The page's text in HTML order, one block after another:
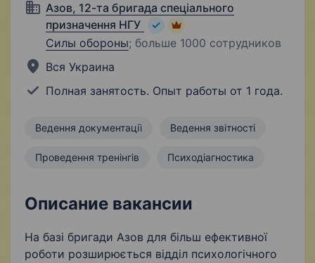
Азов, 12-та бригада спеціального
призначення НГУ
Силы обороны; больше 1000 сотрудников
Вся Украина
Полная занятость. Опыт работы от 1 года.
Ведення документації Ведення звітності
Проведення тренінгів Психодіагностика
Описание вакансии
На базі бригади Азов для більш ефективної
роботи розширюється відділ психологічного